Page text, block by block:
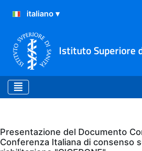
Istituto Superiore
Eventi
Presentazione del Documento
Conferenza Italiana di consenso